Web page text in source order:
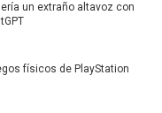
un extraño altavoz con
físicos de PlayStation